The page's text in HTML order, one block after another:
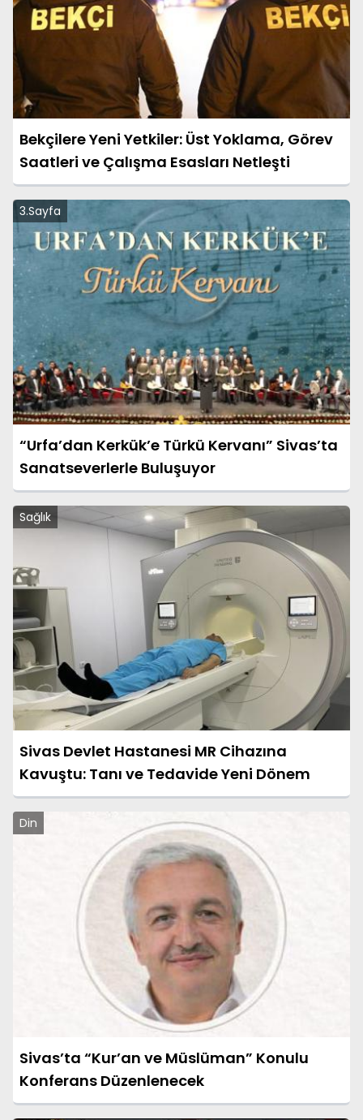
Bekçilere Yeni Yetkiler: Üst Yoklama, Görev
Saatleri ve Çalışma Esasları Netleşti
3.Sayfa
“Urfa’dan Kerkük’e Türkü Kervanı” Sivas’ta
Sanatseverlerle Buluşuyor
Sağlık
Sivas Devlet Hastanesi MR Cihazına
Kavuştu: Tanı ve Tedavide Yeni Dönem
Din
Sivas’ta “Kur’an ve Müslüman” Konulu
Konferans Düzenlenecek